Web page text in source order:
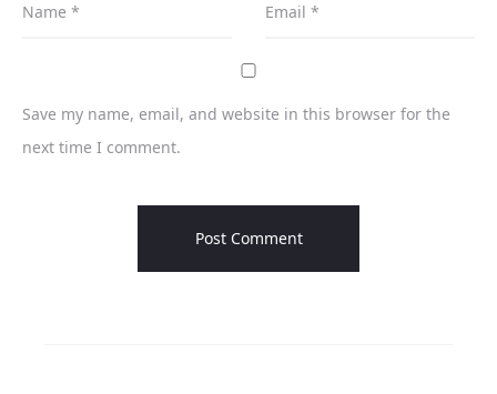
Name * Email *
Save my name, email, and website in this browser for the
next time I comment.